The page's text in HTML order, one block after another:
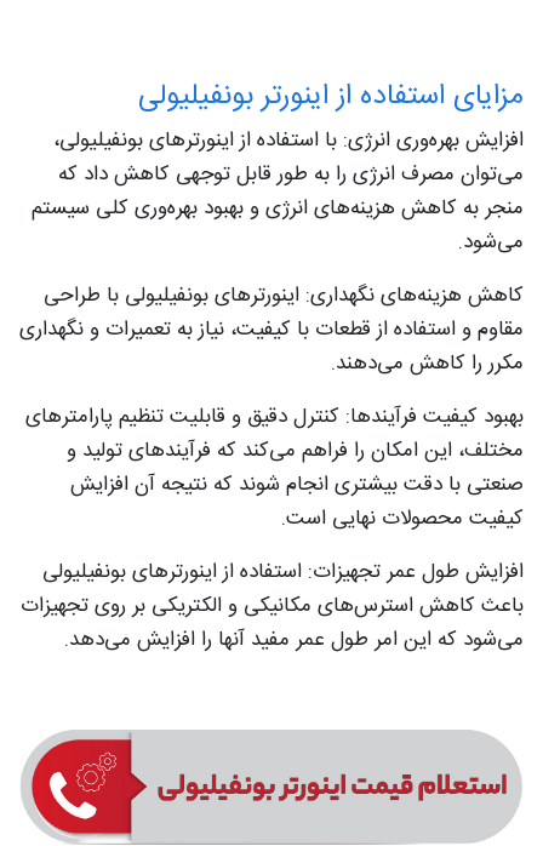
مزایای استفاده از اینورتر بونفیلیولی
افزایش بهره‌وری انرژی: با استفاده از اینورترهای بونفیلیولی،
می‌توان مصرف انرژی را به طور قابل توجهی کاهش داد که
منجر به کاهش هزینه‌های انرژی و بهبود بهره‌وری کلی سیستم
می‌شود.
کاهش هزینه‌های نگهداری: اینورترهای بونفیلیولی با طراحی
مقاوم و استفاده از قطعات با کیفیت، نیاز به تعمیرات و نگهداری
مکرر را کاهش می‌دهند.
بهبود کیفیت فرآیندها: کنترل دقیق و قابلیت تنظیم پارامترهای
مختلف، این امکان را فراهم می‌کند که فرآیندهای تولید و
صنعتی با دقت بیشتری انجام شوند که نتیجه آن افزایش
کیفیت محصولات نهایی است.
افزایش طول عمر تجهیزات: استفاده از اینورترهای بونفیلیولی
باعث کاهش استرس‌های مکانیکی و الکتریکی بر روی تجهیزات
می‌شود که این امر طول عمر مفید آنها را افزایش می‌دهد.